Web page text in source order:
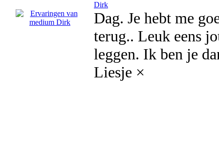
Dirk
Dag. Je hebt me
terug.. Leuk eens
leggen. Ik ben je
Liesje ×